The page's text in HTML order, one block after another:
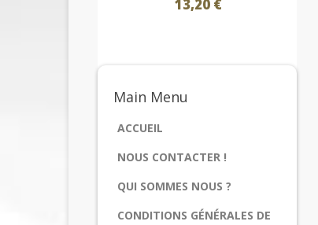
13,20 €
Main Menu
ACCUEIL
NOUS CONTACTER !
QUI SOMMES NOUS ?
CONDITIONS GÉNÉRALES DE